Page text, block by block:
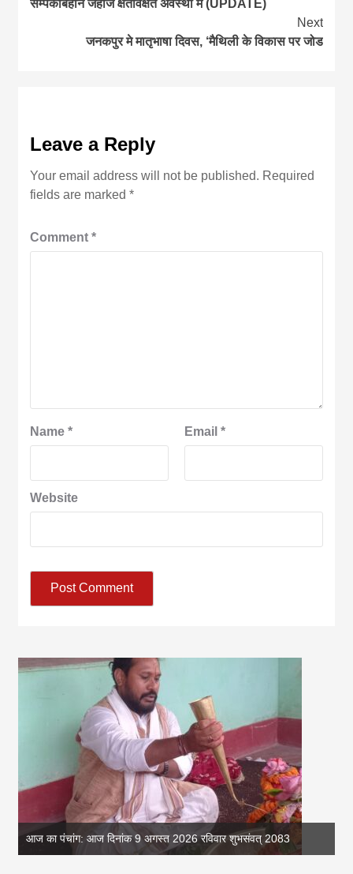
Reading
सम्पर्कबिहीन जहाज क्षतविक्षत अवस्था मे (UPDATE)
Next
जनकपुर मे मातृभाषा दिवस, ‘मैथिली के विकास पर जोड
Leave a Reply
Your email address will not be published. Required
fields are marked*
Comment*
Name* Email *
Website
आज का पंचांग: आज दिनांक 9 अगस्त 2026 रविवार शुभसंवत् 2083